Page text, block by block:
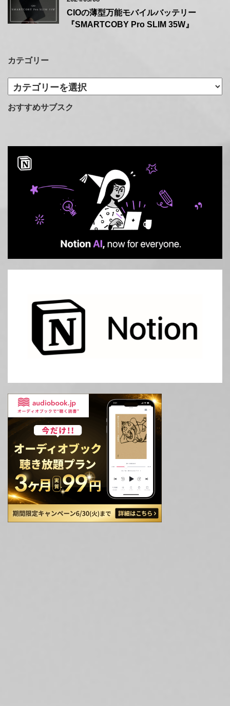
CIOの薄型万能モバイルバッテリー
『SMARTCOBY Pro SLIM 35W』
カテゴリー
カ
テ
ゴ
おすすめサブスク